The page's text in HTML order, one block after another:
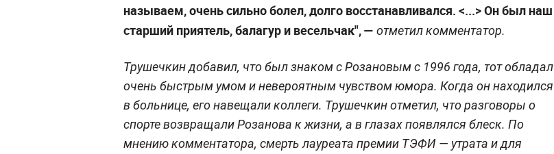
называем, очень сильно болел, долго восстанавливался. <...> Он был наш
старший приятель, балагур и весельчак", — отметил комментатор.
Трушечкин добавил, что был знаком с Розановым с 1996 года, тот обладал
очень быстрым умом и невероятным чувством юмора. Когда он находился
в больнице, его навещали коллеги. Трушечкин отметил, что разговоры о
спорте возвращали Розанова к жизни, а в глазах появлялся блеск. По
мнению комментатора, смерть лауреата премии ТЭФИ — утрата и для